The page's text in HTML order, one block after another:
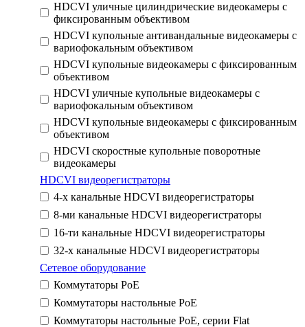
HDCVI уличные цилиндрические видеокамеры с
фиксированным объективом
HDCVI купольные антивандальные видеокамеры с
вариофокальным объективом
HDCVI купольные видеокамеры с фиксированным
объективом
HDCVI уличные купольные видеокамеры с
вариофокальным объективом
HDCVI купольные видеокамеры с фиксированным
объективом
HDCVI скоростные купольные поворотные
видеокамеры
HDCVI видеорегистраторы
4-х канальные HDCVI видеорегистраторы
8-ми канальные HDCVI видеорегистраторы
16-ти канальные HDCVI видеорегистраторы
32-х канальные HDCVI видеорегистраторы
Сетевое оборудование
Коммутаторы PoE
Коммутаторы настольные PoE
Коммутаторы настольные PoE, серии Flat